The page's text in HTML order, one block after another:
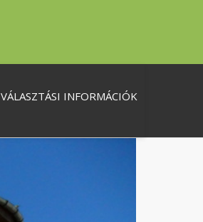
VÁLASZTÁSI INFORMÁCIÓK